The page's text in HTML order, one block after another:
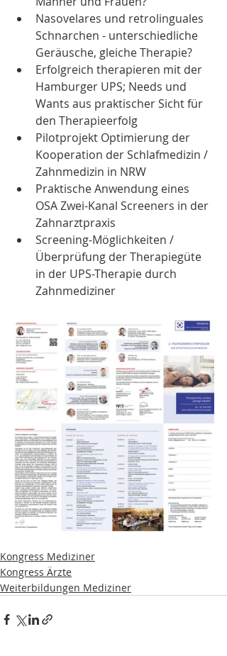
Nasovelares und retrolinguales
Schnarchen - unterschiedliche
Geräusche, gleiche Therapie?
Erfolgreich therapieren mit der
Hamburger UPS; Needs und
Wants aus praktischer Sicht für
den Therapieerfolg
Pilotprojekt Optimierung der
Kooperation der Schlafmedizin /
Zahnmedizin in NRW
Praktische Anwendung eines
OSA Zwei-Kanal Screeners in der
Zahnarztpraxis
Screening-Möglichkeiten /
Überprüfung der Therapiegüte
in der UPS-Therapie durch
Zahnmediziner
Kongress Mediziner
Kongress Ärzte
Weiterbildungen Mediziner